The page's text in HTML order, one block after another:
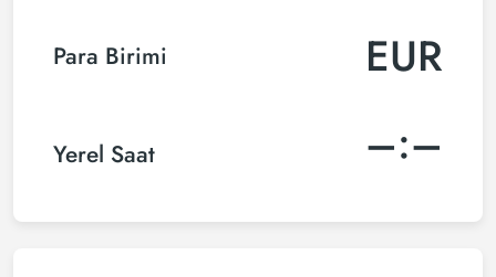
Para Birimi EUR
Yerel Saat –:–